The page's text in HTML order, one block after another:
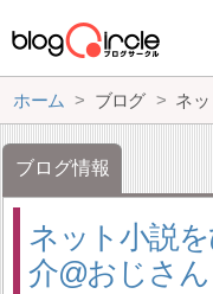
ホーム ブログ ネ
ブログ情報
ネット小説
介@おじさん